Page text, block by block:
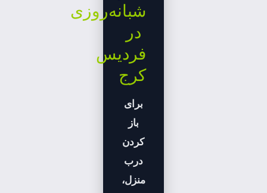
شبانه‌روزی
در
فردیس
کرج
برای
باز
کردن
درب
منزل،